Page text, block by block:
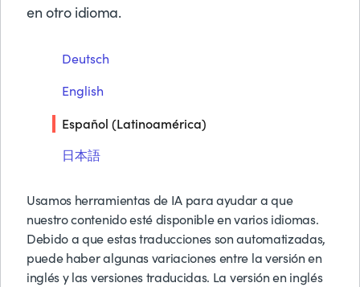
en otro idioma.
Deutsch
English
Español (Latinoamérica)
日本語
Usamos herramientas de IA para ayudar a que
nuestro contenido esté disponible en varios idiomas.
Debido a que estas traducciones son automatizadas,
puede haber algunas variaciones entre la versión en
inglés y las versiones traducidas. La versión en inglés
Ofertas de Soporte al
Cliente de BMC
Ofrecer valor en tiempo real a nuestros
clientes y socios